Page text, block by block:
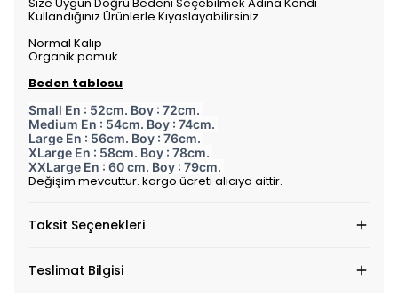
Kullandığınız Ürünlerle Kıyaslayabilirsiniz.
Normal Kalıp
Organik pamuk
Beden tablosu
Small En : 52cm. Boy : 72cm.
Medium En : 54cm. Boy : 74cm.
Large En : 56cm. Boy : 76cm.
XLarge En : 58cm. Boy : 78cm.
XXLarge En : 60 cm. Boy : 79cm.
Değişim mevcuttur. kargo ücreti alıcıya aittir.
Taksit Seçenekleri
Teslimat Bilgisi